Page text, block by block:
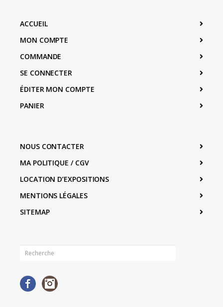
ACCUEIL
MON COMPTE
COMMANDE
SE CONNECTER
ÉDITER MON COMPTE
PANIER
NOUS CONTACTER
MA POLITIQUE / CGV
LOCATION D’EXPOSITIONS
MENTIONS LÉGALES
SITEMAP
Facebook